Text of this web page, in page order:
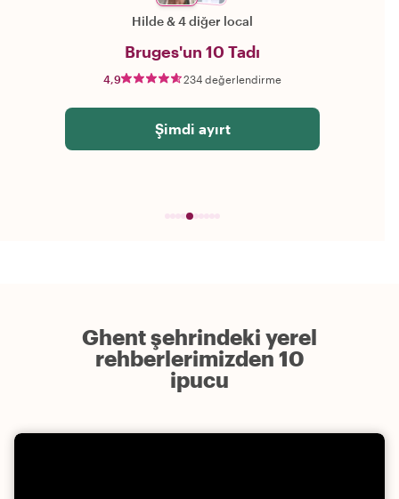
Hilde&4 diğer local
Bruges'un 10 Tadı
4,9 234 değerlendirme
Şimdi ayırt
Ghent şehrindeki yerel
rehberlerimizden 10
ipucu